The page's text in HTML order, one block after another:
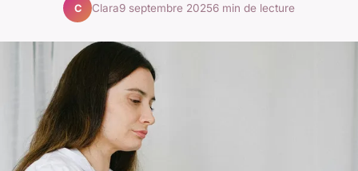
C Clara9 septembre 20256 min de lecture